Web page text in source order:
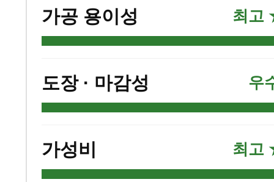
가공 용이성 최
도장 · 마감성
가성비 최